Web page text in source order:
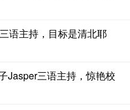
语主持，目标是清北耶
Jasper三语主持，惊艳校